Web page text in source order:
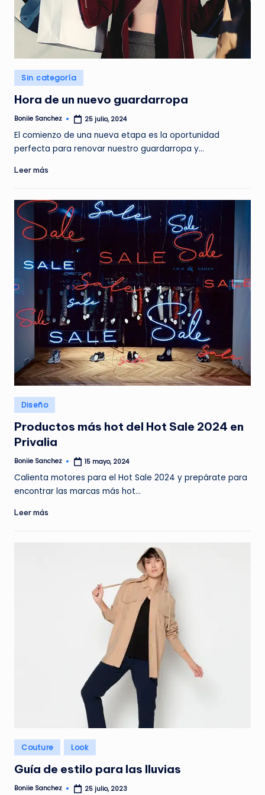
A
I
N
E
Publicado
en
Sin categoría
Hora de un nuevo guardarropa
Publicado
Boniie Sanchez 25 julio, 2024
El comienzo de una nueva etapa es la oportunidad
perfecta para renovar nuestro guardarropa y…
Leer más
Publicado
en
Diseño
Productos más hot del Hot Sale 2024 en
Privalia
Publicado
Boniie Sanchez 15 mayo, 2024
Calienta motores para el Hot Sale 2024 y prepárate para
encontrar las marcas más hot…
Leer más
Publicado
en
Couture Look
Guía de estilo para las lluvias
Publicado
Boniie Sanchez 25 julio, 2023